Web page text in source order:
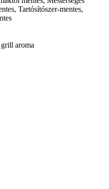
Tartósítószer-mentes,
aroma